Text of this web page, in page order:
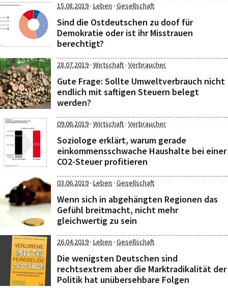
15.08.2019· Leben · Gesellschaft
Sind die Ostdeutschen zu doof für
Demokratie oder ist ihr Misstrauen
berechtigt?
28.07.2019· Wirtschaft· Verbraucher
Gute Frage: Sollte Umweltverbrauch nicht
endlich mit saftigen Steuern belegt
werden?
09.06.2019· Wirtschaft· Verbraucher
Soziologe erklärt, warum gerade
einkommensschwache Haushalte bei einer
CO2-Steuer profitieren
03.06.2019· Leben · Gesellschaft
Wenn sich in abgehängten Regionen das
Gefühl breitmacht, nicht mehr
gleichwertig zu sein
26.04.2019· Leben · Gesellschaft
Die wenigsten Deutschen sind
rechtsextrem aber die Marktradikalität der
Politik hat unübersehbare Folgen